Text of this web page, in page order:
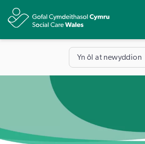
Yn ôl at newyddion